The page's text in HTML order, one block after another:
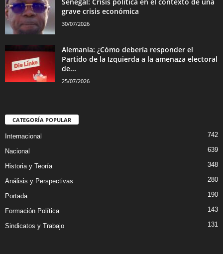
grave crisis económica
30/07/2026
Alemania: ¿Cómo debería responder el
Partido de la Izquierda a la amenaza electoral
de...
25/07/2026
CATEGORÍA POPULAR
Internacional 742
Nacional 639
Historia y Teoría 348
Análisis y Perspectivas 280
Portada 190
Formación Política 143
Sindicatos y Trabajo 131